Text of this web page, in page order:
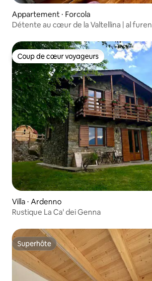
Appartement ⋅ Forcola
Détente au cœur de la Valtellina | al furen
Coup de cœur voyageurs
Coup de cœur voyageurs
Villa ⋅ Ardenno
Rustique La Ca' dei Genna
Superhôte
Superhôte